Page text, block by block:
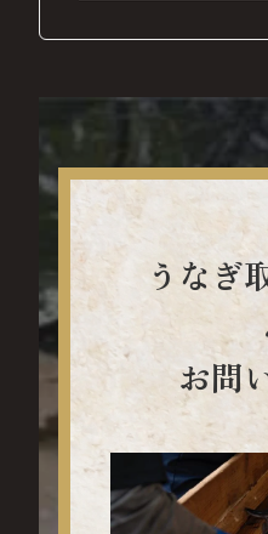
うなぎ
お問